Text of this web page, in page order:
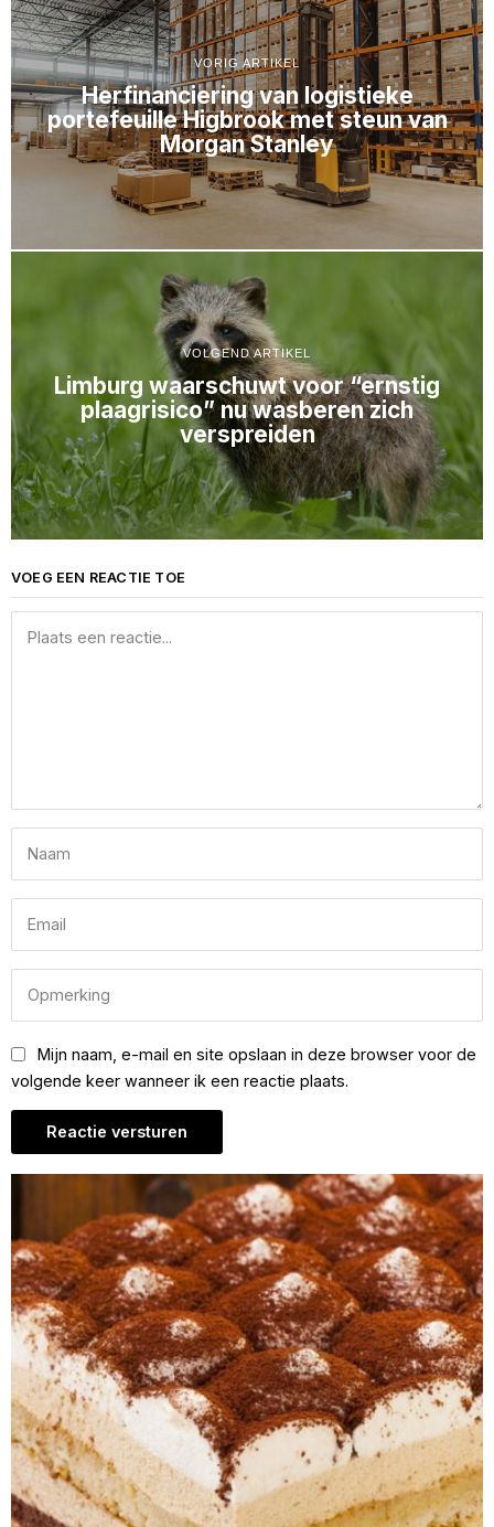
VORIG ARTIKEL
Herfinanciering van logistieke
portefeuille Higbrook met steun van
Morgan Stanley
VOLGEND ARTIKEL
Limburg waarschuwt voor “ernstig
plaagrisico” nu wasberen zich
verspreiden
VOEG EEN REACTIE TOE
Mijn naam, e-mail en site opslaan in deze browser voor de
volgende keer wanneer ik een reactie plaats.